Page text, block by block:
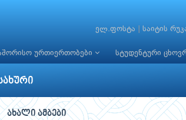
ელ.ფოსტა საიტის
ურთიერთობები სტუდენტური
ახალი ამბები